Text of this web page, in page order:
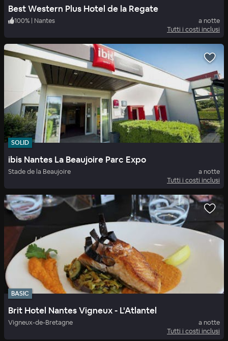
Best Western Plus Hotel de la Regate
100% | Nantes
a notte
Tutti i costi inclusi
SOLID
ibis Nantes La Beaujoire Parc Expo
Stade de la Beaujoire
a notte
Tutti i costi inclusi
BASIC
Brit Hotel Nantes Vigneux - L'Atlantel
Vigneux-de-Bretagne
a notte
Tutti i costi inclusi